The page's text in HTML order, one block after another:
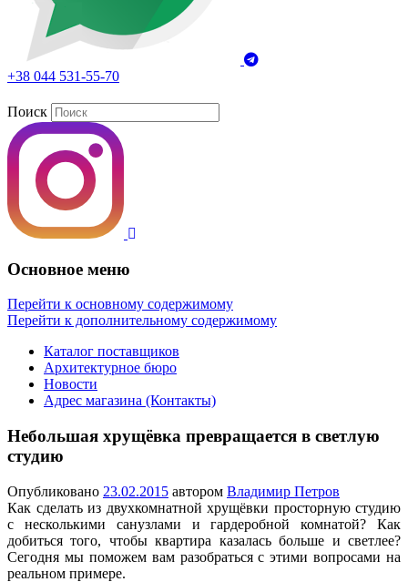
+38 044 531-55-70
Поиск
Основное меню
Перейти к основному содержимому
Перейти к дополнительному содержимому
Каталог поставщиков
Архитектурное бюро
Новости
Адрес магазина (Контакты)
Небольшая хрущёвка превращается в светлую
студию
Опубликовано 23.02.2015 автором Владимир Петров
Как сделать из двухкомнатной хрущёвки просторную студию
с несколькими санузлами и гардеробной комнатой? Как
добиться того, чтобы квартира казалась больше и светлее?
Сегодня мы поможем вам разобраться с этими вопросами на
реальном примере.